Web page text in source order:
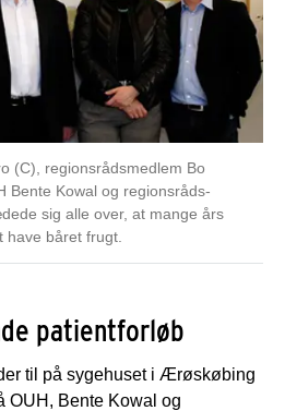
(C), regionsrådsmedlem Bo
Bente Kowal og regionsråds-
sig alle over, at mange års
båret frugt.
patientforløb
til på sygehuset i Ærøskøbing
OUH, Bente Kowal og